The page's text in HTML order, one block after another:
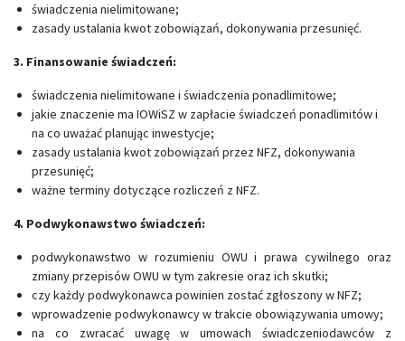
świadczenia nielimitowane;
zasady ustalania kwot zobowiązań, dokonywania przesunięć.
3. Finansowanie świadczeń:
świadczenia nielimitowane i świadczenia ponadlimitowe;
jakie znaczenie ma IOWiSZ w zapłacie świadczeń ponadlimitów i
na co uważać planując inwestycje;
zasady ustalania kwot zobowiązań przez NFZ, dokonywania
przesunięć;
ważne terminy dotyczące rozliczeń z NFZ.
4. Podwykonawstwo świadczeń:
podwykonawstwo w rozumieniu OWU i prawa cywilnego oraz
zmiany przepisów OWU w tym zakresie oraz ich skutki;
czy każdy podwykonawca powinien zostać zgłoszony w NFZ;
wprowadzenie podwykonawcy w trakcie obowiązywania umowy;
na co zwracać uwagę w umowach świadczeniodawców z